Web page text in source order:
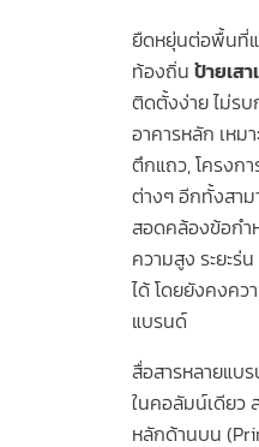
ยืดหยุ่นต่อพื้นที่แ
ท้องถิ่น ป้ายเส
ติดตั้งง่าย ไม่รบ
อาคารหลัก เหม
ตึกแถว, โครงก
ต่างๆ อีกทั้งสา
สอดคล้องข้อกำ
ความสูง ระยะร่
ได้ โดยยังคงคว
แบรนด์
สื่อสารหลายแบ
ในคอลัมน์เดียว
หลักด้านบน